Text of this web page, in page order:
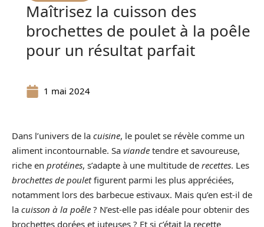
Maîtrisez la cuisson des
brochettes de poulet à la poêle
pour un résultat parfait
1 mai 2024
Dans l’univers de la cuisine, le poulet se révèle comme un
aliment incontournable. Sa viande tendre et savoureuse,
riche en protéines, s’adapte à une multitude de recettes. Les
brochettes de pouletfigurent parmi les plus appréciées,
notamment lors des barbecue estivaux. Mais qu’en est-il de
la cuisson à la poêle ? N’est-elle pas idéale pour obtenir des
brochettes dorées et juteuses ? Et si c’était la recette